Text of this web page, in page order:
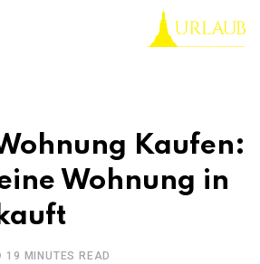
Kaufen:
Wohnung in
19 MINUTES READ